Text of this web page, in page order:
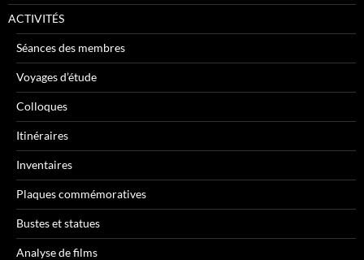
ACTIVITÉS
Séances des membres
Voyages d’étude
Colloques
Itinéraires
Inventaires
Plaques commémoratives
Bustes et statues
Analyse de films